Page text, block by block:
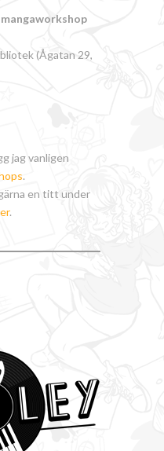
(Ågatan 29,
jag vanligen
.
en titt under
.